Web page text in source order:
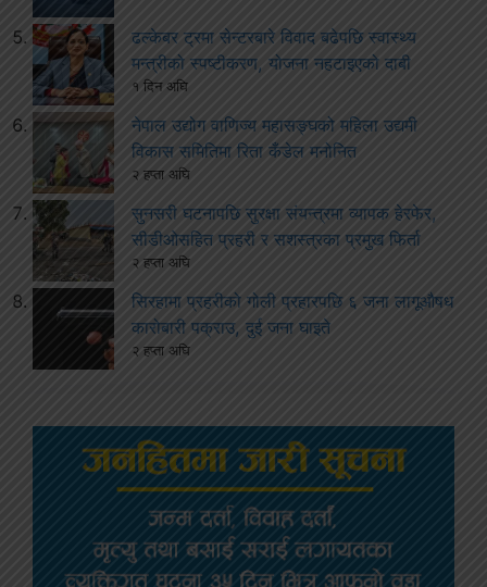
ढल्केबर ट्रमा सेन्टरबारे विवाद बढेपछि स्वास्थ्य
मन्त्रीको स्पष्टीकरण, योजना नहटाइएको दाबी
१ दिन अघि
नेपाल उद्योग वाणिज्य महासङ्घको महिला उद्यमी
विकास समितिमा रिता कँडेल मनोनित
२ हप्ता अघि
सुनसरी घटनापछि सुरक्षा संयन्त्रमा व्यापक हेरफेर,
सीडीओसहित प्रहरी र सशस्त्रका प्रमुख फिर्ता
२ हप्ता अघि
सिरहामा प्रहरीको गोली प्रहारपछि ६ जना लागूऔषध
कारोबारी पक्राउ, दुई जना घाइते
२ हप्ता अघि